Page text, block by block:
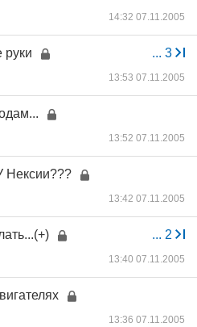
14:32 07.11.2005
... 3
руки
13:53 07.11.2005
13:52 07.11.2005
Нексии???
13:42 07.11.2005
... 2
13:40 07.11.2005
13:36 07.11.2005